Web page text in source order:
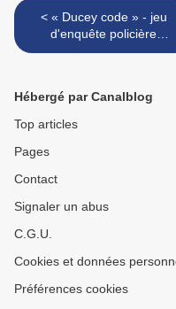
< « Ducey code » - jeu
d'enquête policière
grandeur nature au
2019
Hébergé par Canalblog
Top articles
Pages
Contact
Signaler un abus
C.G.U.
Cookies et données
Préférences cookies